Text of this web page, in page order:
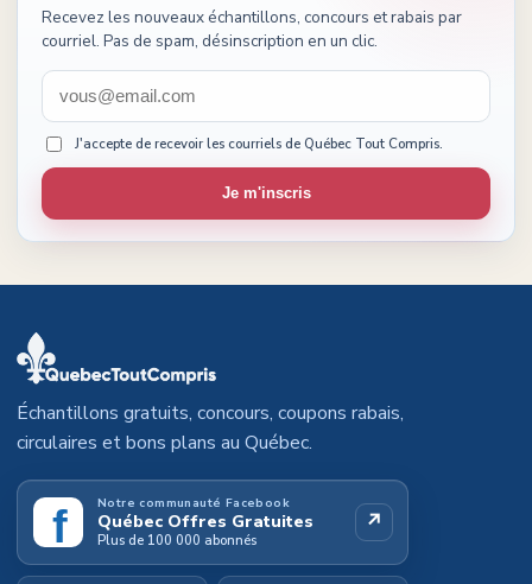
Recevez les nouveaux échantillons, concours et rabais par
courriel. Pas de spam, désinscription en un clic.
J'accepte de recevoir les courriels de Québec Tout Compris.
Je m'inscris
Échantillons gratuits, concours, coupons rabais,
circulaires et bons plans au Québec.
f Notre communauté Facebook
Québec Offres Gratuites
Plus de 100 000 abonnés
↗